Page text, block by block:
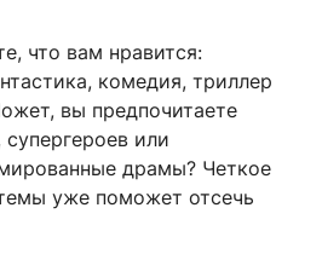
что вам нравится:
комедия, триллер
вы предпочитаете
или
драмы? Четкое
уже поможет отсечь